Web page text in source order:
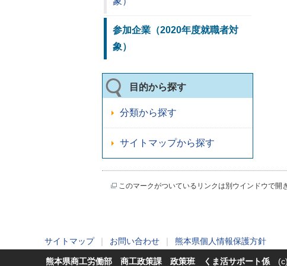
参加企業（2020年度就職者対
象）
目的から探す
分類から探す
サイトマップから探す
このマークがついているリンクは別ウインドウで開
サイトマップ お問い合わせ 熊本県個人情報保護方針
熊本県商工労働部 商工政策課 政策班 くま活サポート係